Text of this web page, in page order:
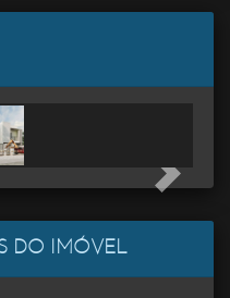
Next
DO IMÓVEL